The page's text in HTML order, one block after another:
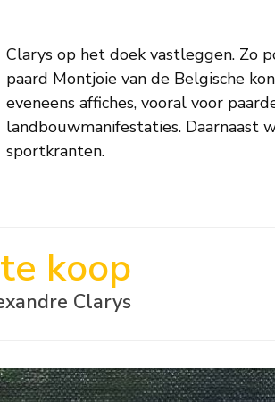
sportkranten.
koop
Clarys